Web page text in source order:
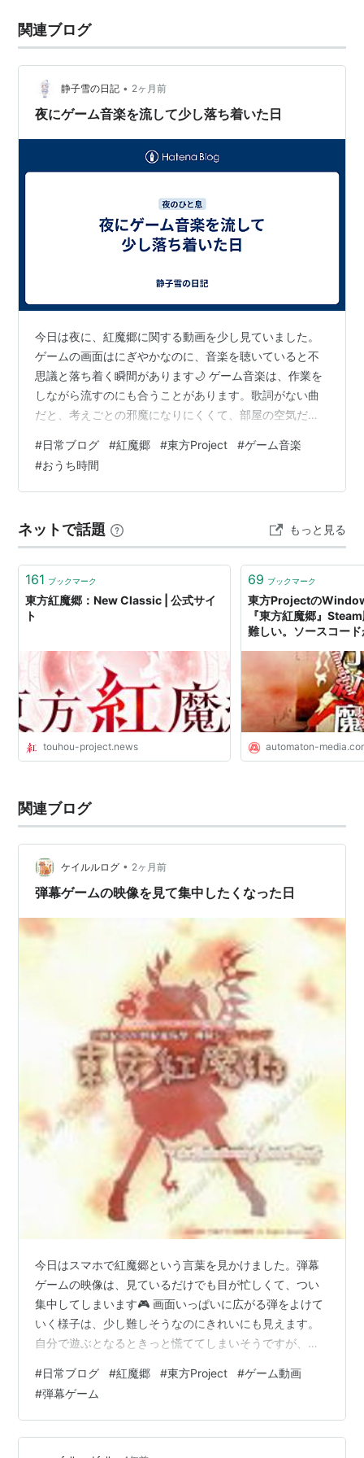
関連ブログ
静子雪の日記 • 2ヶ月前
夜にゲーム音楽を流して少し落ち着いた日
今日は夜に、紅魔郷に関する動画を少し見ていました。
ゲームの画面はにぎやかなのに、音楽を聴いていると不
思議と落ち着く瞬間があります🌙 ゲーム音楽は、作業を
しながら流すのにも合うことがあります。歌詞がない曲
だと、考えごとの邪魔になりにくくて、部屋の空気だけ
気のある曲は、夜に聴くと特に印象に残ります。 忙しい
日は、静かな音だけでは少し物足りないこともありま
す。そんなときにゲーム音楽を流すと、気持ちが少し別
動画を眺めながら、少しだけ手元の片づけも進みまし
た。音楽の力を借りて過ごす夜も、なかなかいいもの…
#日常ブログ #紅魔郷 #東方Project #ゲーム音楽
#おうち時間
ネットで話題 もっと見る
161 ブックマーク
東方紅魔郷：New Classic | 公式サイ
ト
touhou-project.news
69 ブックマーク
東方Projectの
『東方紅魔郷』
難しい。ソースコー
automaton-
関連ブログ
ケイルルログ • 2ヶ月前
弾幕ゲームの映像を見て集中したくなった日
今日はスマホで紅魔郷という言葉を見かけました。弾幕
ゲームの映像は、見ているだけでも目が忙しくて、つい
集中してしまいます🎮 画面いっぱいに広がる弾をよけて
いく様子は、少し難しそうなのにきれいにも見えます。
自分で遊ぶとなるときっと慌ててしまいそうですが、う
気持ちいいです。 紅魔郷のようなゲームは、音楽やキャ
ラクターの雰囲気も印象に残ります。昔から好きな人が
多い作品の名前を見ると、今でも話題になる理由が少し
わかる気がします✨ 今日は少し動画を見ただけでした
#日常ブログ #紅魔郷 #東方Project #ゲーム動画
#弾幕ゲーム